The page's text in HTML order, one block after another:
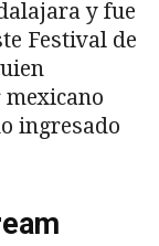
y fue
Festival de
ingresado